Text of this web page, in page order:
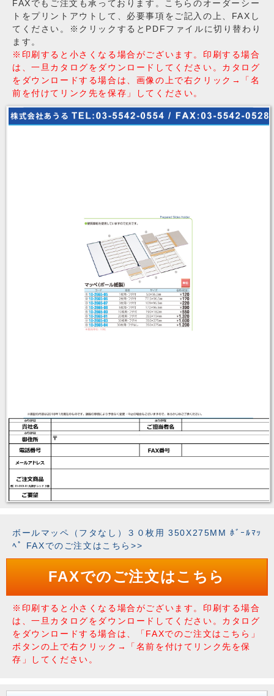
FAXでもご注文も承っております。こちらのオーダーシー
トをプリントアウトして、必要事項をご記入の上、FAXし
てください。※クリックするとPDFファイルに切り替わり
ます。
※印刷すると小さくなる場合がございます。印刷する場合
は、一旦カタログをダウンロードしてください。カタログ
をダウンロードする場合は、画像の上で右クリック→「名
前を付けてリンク先を保存」してください。
ボールマッペ（フタなし）３０枚用 350X275MM ﾎﾞｰﾙﾏｯ
ﾍﾟ FAXでのご注文はこちら>>
FAXでのご注文はこちら
※印刷すると小さくなる場合がございます。印刷する場合
は、一旦カタログをダウンロードしてください。カタログ
をダウンロードする場合は、「FAXでのご注文はこちら」
ボタンの上で右クリック→「名前を付けてリンク先を保
存」してください。